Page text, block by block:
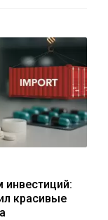
красивые